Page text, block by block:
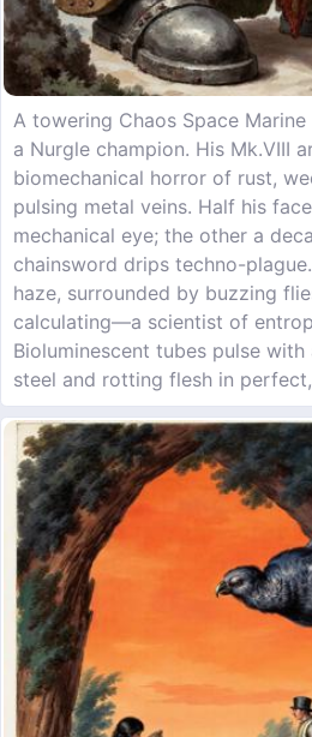
A towering Chaos Space
a Nurgle champion. His Mk.VIII
biomechanical horror of rust,
pulsing metal veins. Half his
mechanical eye; the other a
chainsword drips techno-
haze, surrounded by buzzing
calculating—a scientist of
Bioluminescent tubes pulse
steel and rotting flesh in